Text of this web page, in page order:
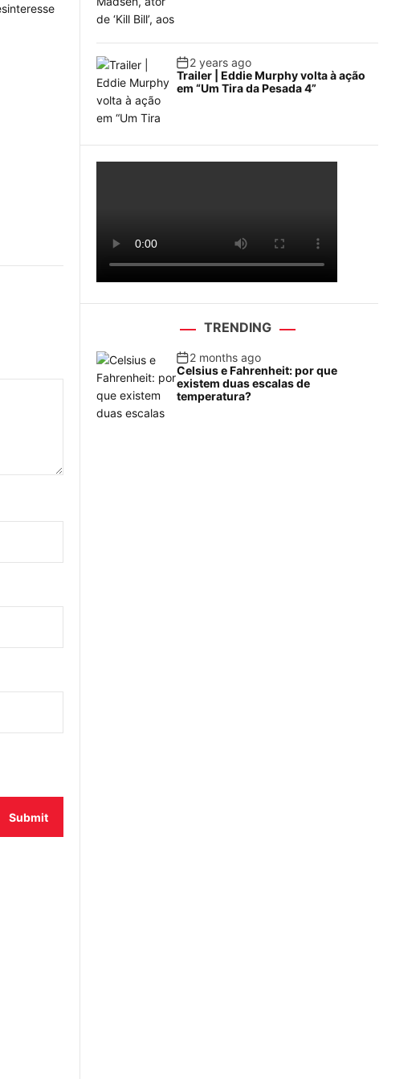
2 years ago
Trailer | Eddie Murphy volta à ação
em “Um Tira da Pesada 4”
TRENDING
2 months ago
Celsius e Fahrenheit: por que
existem duas escalas de
temperatura?